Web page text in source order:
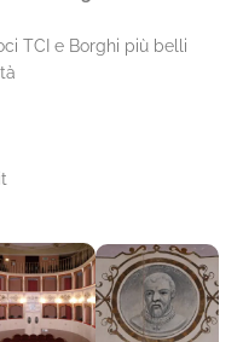
TCI e Borghi più belli